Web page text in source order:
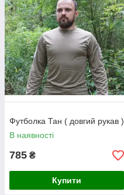
Футболка Тан ( довгий рукав )
В наявності
785 ₴
Купити